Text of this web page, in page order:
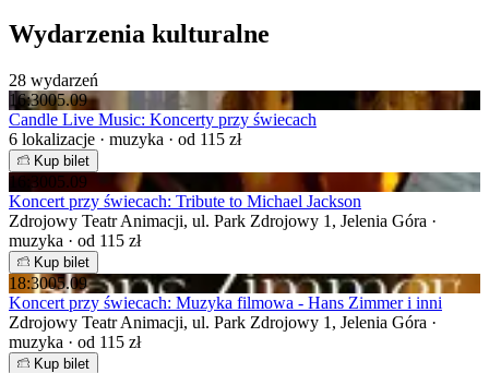
Wydarzenia kulturalne
28 wydarzeń
16:3005.09
Candle Live Music: Koncerty przy świecach
6 lokalizacje · muzyka · od 115 zł
Kup bilet
16:3005.09
Koncert przy świecach: Tribute to Michael Jackson
Zdrojowy Teatr Animacji, ul. Park Zdrojowy 1, Jelenia Góra ·
muzyka · od 115 zł
Kup bilet
18:3005.09
Koncert przy świecach: Muzyka filmowa - Hans Zimmer i inni
Zdrojowy Teatr Animacji, ul. Park Zdrojowy 1, Jelenia Góra ·
muzyka · od 115 zł
Kup bilet